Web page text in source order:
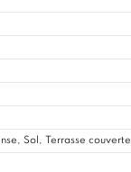
Sol, Terrasse couverte